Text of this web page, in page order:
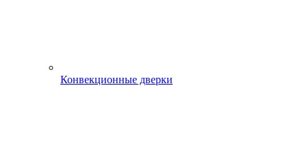
Конвекционные дверки